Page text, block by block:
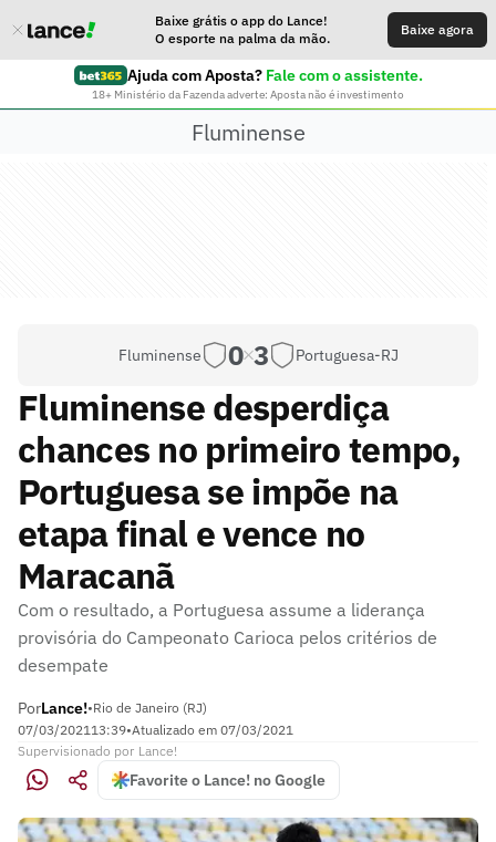
Baixe grátis o app do Lance!
O esporte na palma da mão.
Baixe agora
Ajuda com Aposta? Fale com o assistente.
18+ Ministério da Fazenda adverte: Aposta não é investimento
Fluminense
Fluminense 0 3 Portuguesa-RJ
Fluminense desperdiça
chances no primeiro tempo,
Portuguesa se impõe na
etapa final e vence no
Maracanã
Com o resultado, a Portuguesa assume a liderança
provisória do Campeonato Carioca pelos critérios de
desempate
PorLance!•Rio de Janeiro (RJ)
07/03/202113:39•Atualizado em 07/03/2021
Supervisionado por Lance!
Favorite o Lance! no Google